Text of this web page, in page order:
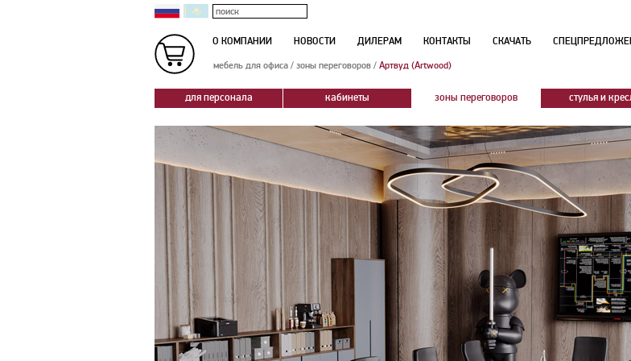
О КОМПАНИИ НОВОСТИ ДИЛЕРАМ КОНТАКТЫ СКАЧАТЬ
мебель для офиса / зоны переговоров / Артвуд (Artwood)
для персонала кабинеты зоны переговоров стулья и